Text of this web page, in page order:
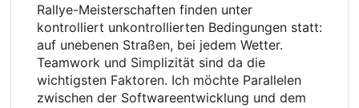
Rallye-Meisterschaften finden unter
kontrolliert unkontrollierten Bedingungen statt:
auf unebenen Straßen, bei jedem Wetter.
Teamwork und Simplizität sind da die
wichtigsten Faktoren. Ich möchte Parallelen
zwischen der Softwareentwicklung und dem